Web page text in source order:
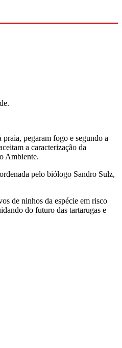
pegaram fogo e segundo a
a caracterização da
Ambiente.
pelo biólogo Sandro Sulz,
de ninhos da espécie em risco
do futuro das tartarugas e